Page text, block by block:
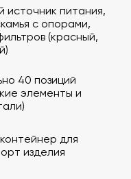
канцелярским – 1
– 1 шт.
источник питания,
с опорами,
(красный,
40 позиций
элементы и
для
изделия